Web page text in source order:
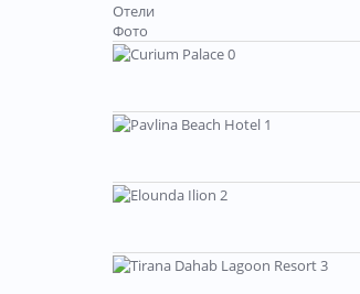
Отели
Фото